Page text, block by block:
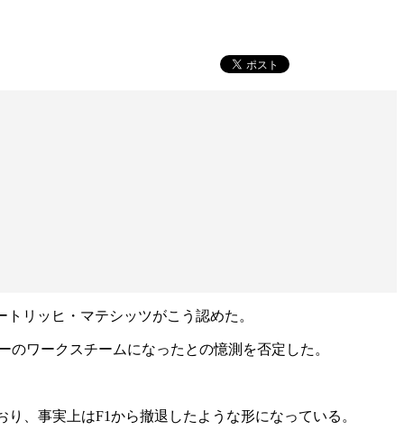
リッヒ・マテシッツがこう認めた。
のワークスチームになったとの憶測を否定した。
、事実上はF1から撤退したような形になっている。